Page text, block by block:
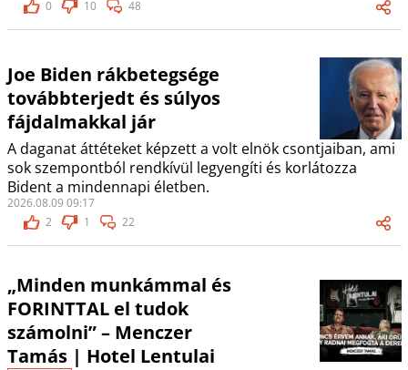
0
10 48
Joe Biden rákbetegsége
továbbterjedt és súlyos
fájdalmakkal jár
A daganat áttéteket képzett a volt elnök csontjaiban, ami
sok szempontból rendkívül legyengíti és korlátozza
Bident a mindennapi életben.
2026.08.09 09:17
2
1 22
„Minden munkámmal és
FORINTTAL el tudok
számolni” – Menczer
Tamás | Hotel Lentulai